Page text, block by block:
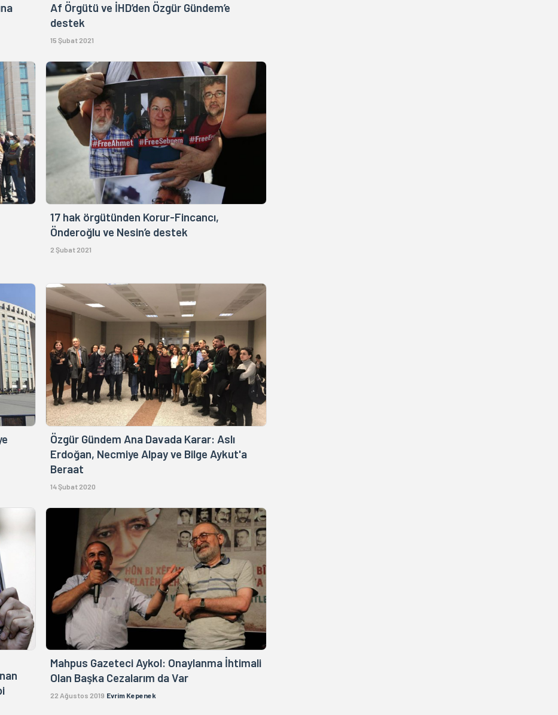
Af Örgütü ve İHD’den Özgür Gündem’e
destek
15 Şubat 2021
17 hak örgütünden Korur-Fincancı,
Önderoğlu ve Nesin’e destek
2 Şubat 2021
Özgür Gündem Ana Davada Karar: Aslı
Erdoğan, Necmiye Alpay ve Bilge Aykut'a
Beraat
14 Şubat 2020
Mahpus Gazeteci Aykol: Onaylanma İhtimali
Olan Başka Cezalarım da Var
22 Ağustos 2019 Evrim Kepenek